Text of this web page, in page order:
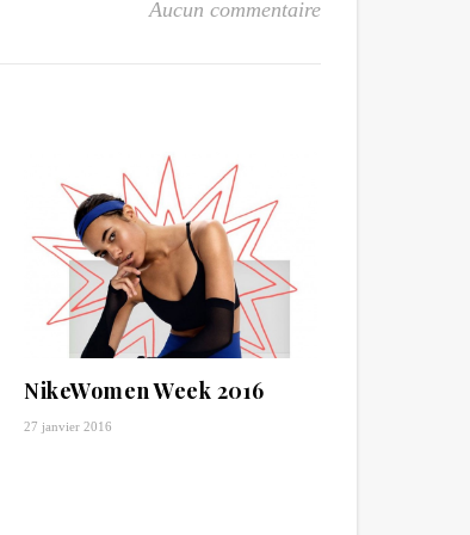
Aucun commentaire
NikeWomen Week 2016
27 janvier 2016